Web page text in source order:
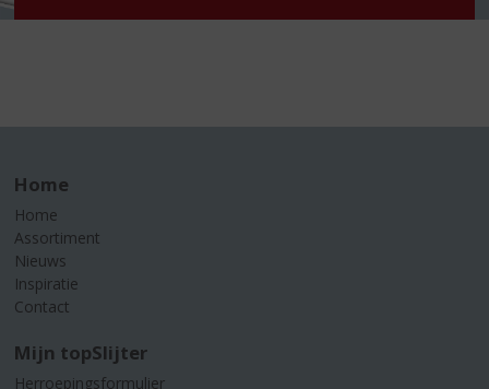
Home
Home
Assortiment
Nieuws
Inspiratie
Contact
Mijn topSlijter
Herroepingsformulier